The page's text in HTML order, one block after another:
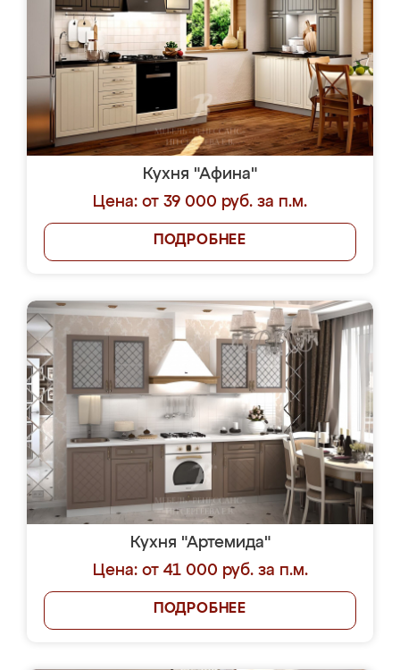
Кухня "Афина"
Цена: от 39 000 руб. за п.м.
ПОДРОБНЕЕ
Кухня "Артемида"
Цена: от 41 000 руб. за п.м.
ПОДРОБНЕЕ